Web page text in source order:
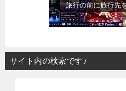
旅行の前に旅行先
サイト内の検索です♪